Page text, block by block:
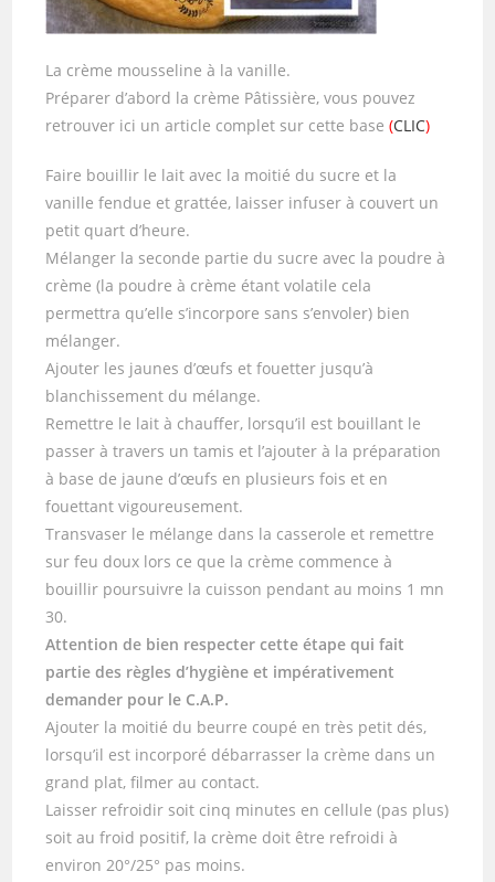
La crème mousseline à la vanille.
Préparer d’abord la crème Pâtissière, vous pouvez
retrouver ici un article complet sur cette base (CLIC)
Faire bouillir le lait avec la moitié du sucre et la
vanille fendue et grattée, laisser infuser à couvert un
petit quart d’heure.
Mélanger la seconde partie du sucre avec la poudre à
crème (la poudre à crème étant volatile cela
permettra qu’elle s’incorpore sans s’envoler) bien
mélanger.
Ajouter les jaunes d’œufs et fouetter jusqu’à
blanchissement du mélange.
Remettre le lait à chauffer, lorsqu’il est bouillant le
passer à travers un tamis et l’ajouter à la préparation
à base de jaune d’œufs en plusieurs fois et en
fouettant vigoureusement.
Transvaser le mélange dans la casserole et remettre
sur feu doux lors ce que la crème commence à
bouillir poursuivre la cuisson pendant au moins 1 mn
30.
Attention de bien respecter cette étape qui fait
partie des règles d’hygiène et impérativement
demander pour le C.A.P.
Ajouter la moitié du beurre coupé en très petit dés,
lorsqu’il est incorporé débarrasser la crème dans un
grand plat, filmer au contact.
Laisser refroidir soit cinq minutes en cellule (pas plus)
soit au froid positif, la crème doit être refroidi à
environ 20°/25° pas moins.